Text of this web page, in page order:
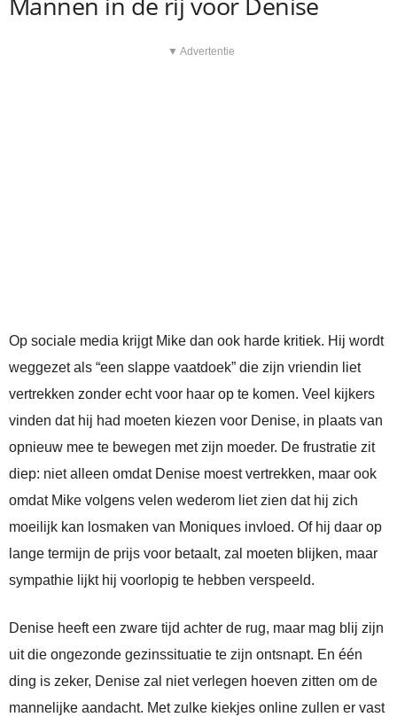
▼ Advertentie
Op sociale media krijgt Mike dan ook harde kritiek. Hij wordt
weggezet als “een slappe vaatdoek” die zijn vriendin liet
vertrekken zonder echt voor haar op te komen. Veel kijkers
vinden dat hij had moeten kiezen voor Denise, in plaats van
opnieuw mee te bewegen met zijn moeder. De frustratie zit
diep: niet alleen omdat Denise moest vertrekken, maar ook
omdat Mike volgens velen wederom liet zien dat hij zich
moeilijk kan losmaken van Moniques invloed. Of hij daar op
lange termijn de prijs voor betaalt, zal moeten blijken, maar
sympathie lijkt hij voorlopig te hebben verspeeld.
Denise heeft een zware tijd achter de rug, maar mag blij zijn
uit die ongezonde gezinssituatie te zijn ontsnapt. En één
ding is zeker, Denise zal niet verlegen hoeven zitten om de
mannelijke aandacht. Met zulke kiekjes online zullen er vast